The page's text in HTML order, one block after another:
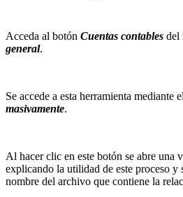
Acceda al botón Cuentas contables del
general.
Se accede a esta herramienta mediante
masivamente.
Al hacer clic en este botón se abre una
explicando la utilidad de este proceso
nombre del archivo que contiene la